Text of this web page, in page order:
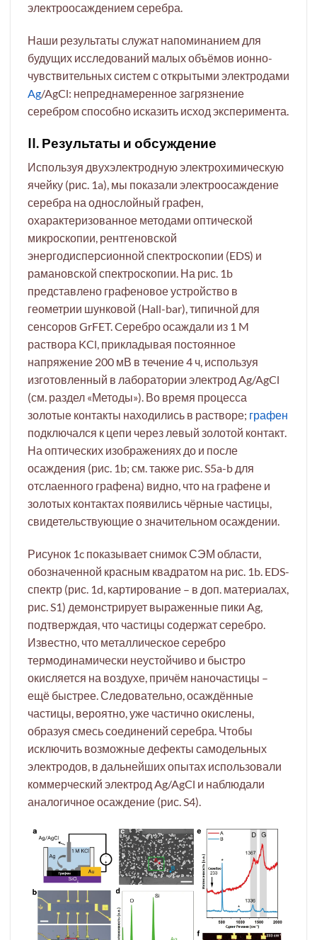
электроосаждением серебра.
Наши результаты служат напоминанием для
будущих исследований малых объёмов ионно-
чувствительных систем с открытыми электродами
Ag/AgCl: непреднамеренное загрязнение
серебром способно исказить исход эксперимента.
II. Результаты и обсуждение
Используя двухэлектродную электрохимическую
ячейку (рис. 1a), мы показали электроосаждение
серебра на однослойный графен,
охарактеризованное методами оптической
микроскопии, рентгеновской
энергодисперсионной спектроскопии (EDS) и
рамановской спектроскопии. На рис. 1b
представлено графеновое устройство в
геометрии шунковой (Hall-bar), типичной для
сенсоров GrFET. Cеребро осаждали из 1 M
раствора KCl, прикладывая постоянное
напряжение 200 мВ в течение 4 ч, используя
изготовленный в лаборатории электрод Ag/AgCl
(см. раздел «Методы»). Во время процесса
золотые контакты находились в растворе; графен
подключался к цепи через левый золотой контакт.
На оптических изображениях до и после
осаждения (рис. 1b; см. также рис. S5a-b для
отслаенного графена) видно, что на графене и
золотых контактах появились чёрные частицы,
свидетельствующие о значительном осаждении.
Рисунок 1c показывает снимок СЭМ области,
обозначенной красным квадратом на рис. 1b. EDS-
спектр (рис. 1d, картирование – в доп. материалах,
рис. S1) демонстрирует выраженные пики Ag,
подтверждая, что частицы содержат серебро.
Известно, что металлическое серебро
термодинамически неустойчиво и быстро
окисляется на воздухе, причём наночастицы –
ещё быстрее. Следовательно, осаждённые
частицы, вероятно, уже частично окислены,
образуя смесь соединений серебра. Чтобы
исключить возможные дефекты самодельных
электродов, в дальнейших опытах использовали
коммерческий электрод Ag/AgCl и наблюдали
аналогичное осаждение (рис. S4).